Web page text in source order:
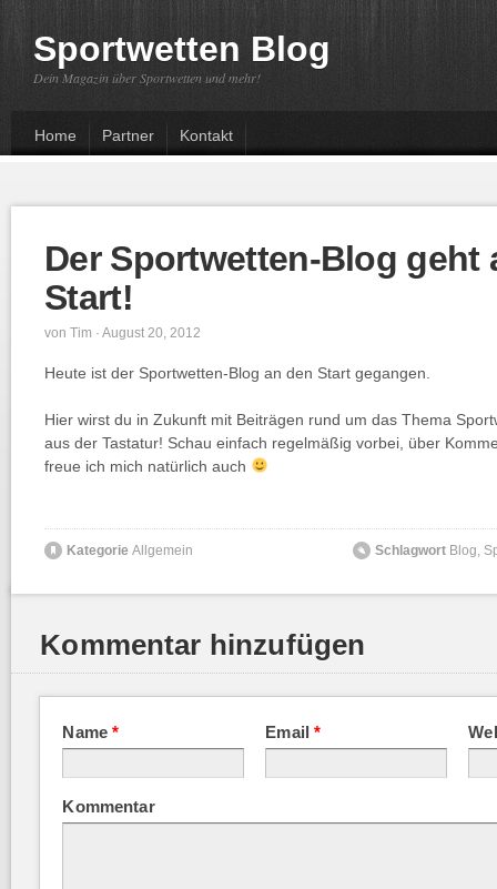
Sportwetten Blog
Dein Magazin über Sportwetten und mehr!
Home Partner Kontakt
Der Sportwetten-Blog geht
Start!
von Tim · August 20, 2012
Heute ist der Sportwetten-Blog an den Start gegangen.
Hier wirst du in Zukunft mit Beiträgen rund um das Thema
aus der Tastatur! Schau einfach regelmäßig vorbei, über
freue ich mich natürlich auch
Kategorie Allgemein Schlagwort Blog,
Kommentar hinzufügen
Name* Email*
Kommentar